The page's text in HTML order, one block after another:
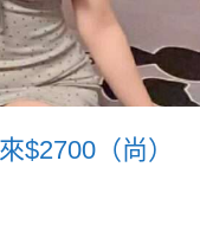
$2700（尚）